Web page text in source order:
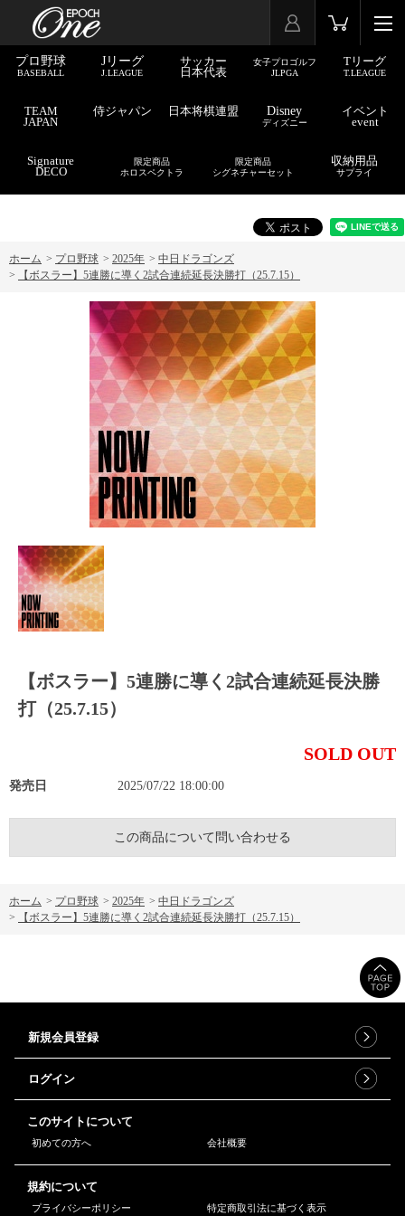
プロ野球
BASEBALL
Jリーグ
J.LEAGUE
サッカー
日本代表
女子プロゴルフ
JLPGA
Tリーグ
T.LEAGUE
TEAM
JAPAN
侍ジャパン 日本将棋連盟 Disney
ディズニー
イベント
event
Signature
DECO
限定商品
ホロスペクトラ
限定商品
シグネチャーセット
収納用品
サプライ
ホーム > プロ野球 > 2025年 > 中日ドラゴンズ
>
【ボスラー】5連勝に導く2試合連続延長決勝打（25.7.15）
【ボスラー】5連勝に導く2試合連続延長決勝
打（25.7.15）
SOLD OUT
発売日 2025/07/22 18:00:00
この商品について問い合わせる
ホーム > プロ野球 > 2025年 > 中日ドラゴンズ
>
【ボスラー】5連勝に導く2試合連続延長決勝打（25.7.15）
新規会員登録
ログイン
このサイトについて
初めての方へ 会社概要
規約について
プライバシーポリシー 特定商取引法に基づく表示